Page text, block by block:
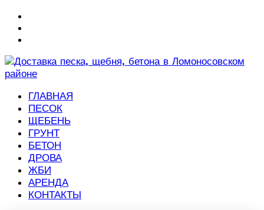
ГЛАВНАЯ
ПЕСОК
ЩЕБЕНЬ
ГРУНТ
БЕТОН
ДРОВА
ЖБИ
АРЕНДА
КОНТАКТЫ